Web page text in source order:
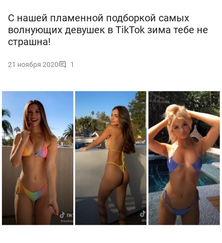
С нашей пламенной подборкой самых
волнующих девушек в TikTok зима тебе не
страшна!
21 ноября 2020 1